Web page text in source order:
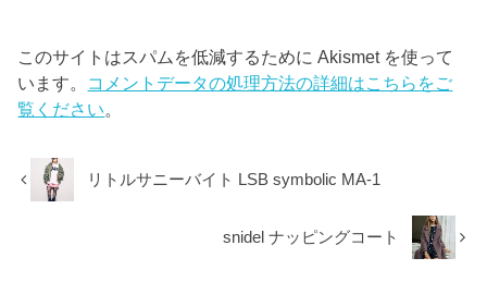
このサイトはスパムを低減するために Akismet を使って
います。 コメントデータの処理方法の詳細はこちらをご
覧ください。
リトルサニーバイト LSB symbolic MA-1
snidel ナッピングコート